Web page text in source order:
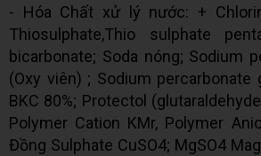
- Hóa Chất xử lý nước: +
Thiosulphate,Thio sulphate
bicarbonate; Soda nóng; Sodium
(Oxy viên) ; Sodium percarbonate
BKC 80%; Protectol
Polymer Cation KMr, Polymer
Đồng Sulphate CuSO4; MgSO4